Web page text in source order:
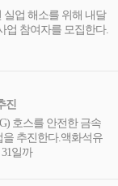
실업 해소를 위해 내달
업 참여자를 모집한다.
진
호스를 안전한 금속
추진한다.액화석유
일까